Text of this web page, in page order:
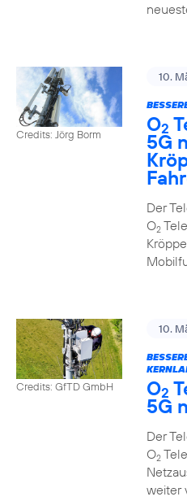
Credits: Jörg Borm
10.
O2
5G
Der
O2
Credits: GfTD GmbH
10.
O2
5G
Der
O2
weiter